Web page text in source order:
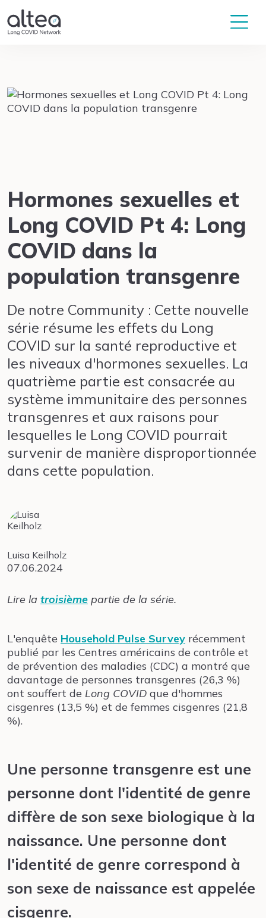
Hormones sexuelles et
Long COVID Pt 4: Long
COVID dans la
population transgenre
De notre Community : Cette nouvelle
série résume les effets du Long
COVID sur la santé reproductive et
les niveaux d'hormones sexuelles. La
quatrième partie est consacrée au
système immunitaire des personnes
transgenres et aux raisons pour
lesquelles le Long COVID pourrait
survenir de manière disproportionnée
dans cette population.
Luisa Keilholz
07.06.2024
Lire la troisième partie de la série.
L'enquête Household Pulse Survey récemment
publié par les Centres américains de contrôle et
de prévention des maladies (CDC) a montré que
davantage de personnes transgenres (26,3 %)
ont souffert de Long COVID que d'hommes
cisgenres (13,5 %) et de femmes cisgenres (21,8
%).
Une personne transgenre est une
personne dont l'identité de genre
diffère de son sexe biologique à la
naissance. Une personne dont
l'identité de genre correspond à
son sexe de naissance est appelée
cisgenre.